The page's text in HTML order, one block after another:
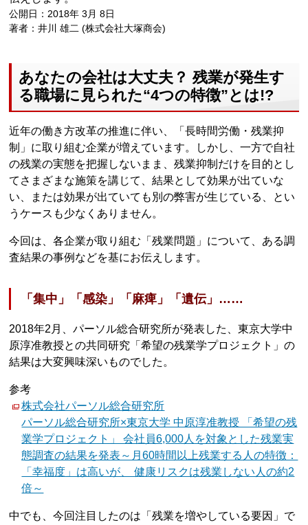
公開日：2018年 3月 8日
著者：井川 雄二 (株式会社大塚商会)
あなたの会社は大丈夫？ 残業が発生す
る職場に見られた“4つの特徴”とは!?
近年の働き方改革の推進に伴い、「長時間労働・残業抑
制」に取り組む企業が増えています。しかし、一方で自社
の残業の実態を把握しないまま、残業抑制だけを目的とし
てさまざまな施策を講じて、結果として効果が出ていな
い、または効果が出ていても別の弊害が生じている、とい
うケースも少なくありません。
今回は、各企業が取り組む「残業問題」について、ある調
査結果の事例などを基にお伝えします。
「集中」「感染」「麻痺」「遺伝」……
2018年2月、パーソル総合研究所が発表した、東京大学中
原淳准教授との共同研究「希望の残業学プロジェクト」の
結果は大変興味深いものでした。
参考
株式会社パーソル総合研究所
パーソル総合研究所×東京大学 中原淳准教授 「希望の残
業学プロジェクト」 会社員6,000人を対象とした残業実
態調査の結果を発表～月60時間以上残業する人の特徴：
「幸福度」は高いが、 健康リスクは残業しない人の約2
倍～
中でも、今回注目したのは「残業を増やしている要因」で